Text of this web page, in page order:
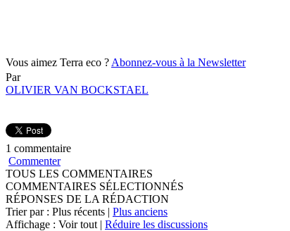
Vous aimez Terra eco ? Abonnez-vous à la Newsletter
Par
OLIVIER VAN BOCKSTAEL
1 commentaire
Commenter
TOUS LES COMMENTAIRES
COMMENTAIRES SÉLECTIONNÉS
RÉPONSES DE LA RÉDACTION
Trier par : Plus récents | Plus anciens
Affichage : Voir tout | Réduire les discussions